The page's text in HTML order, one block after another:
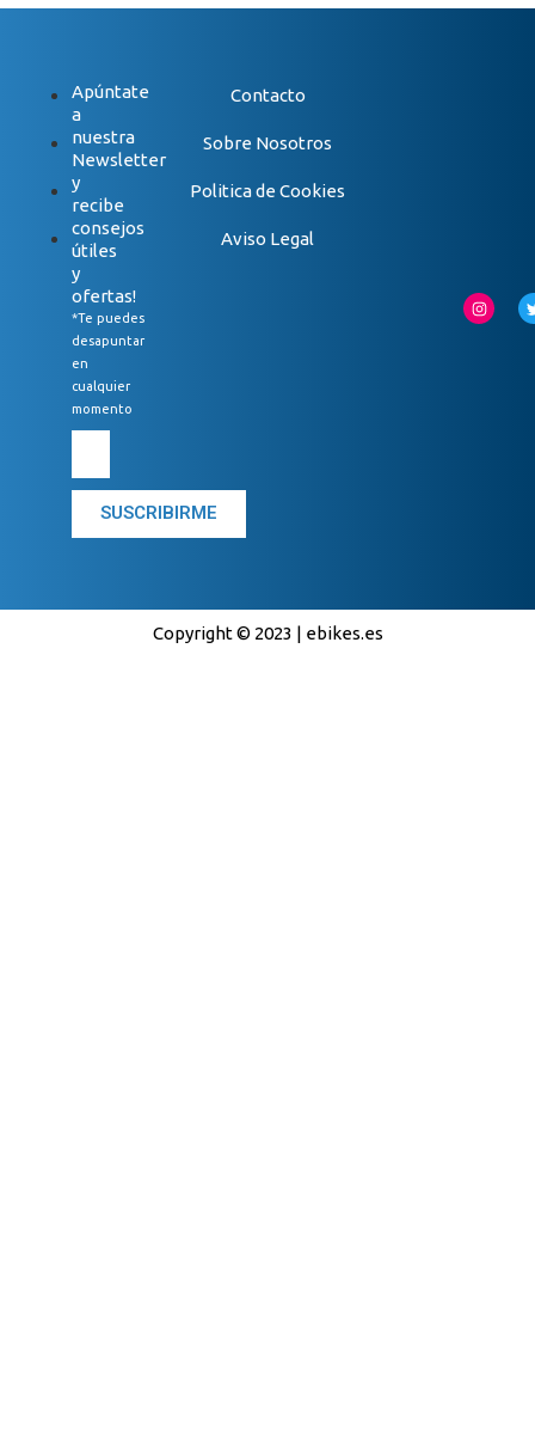
Apúntate
a
nuestra
Newsletter
y
recibe
consejos
útiles
y
ofertas!
*Te puedes
desapuntar
en
cualquier
momento
SUSCRIBIRME
Contacto
Sobre Nosotros
Politica de Cookies
Aviso Legal
Copyright © 2023 | ebikes.es